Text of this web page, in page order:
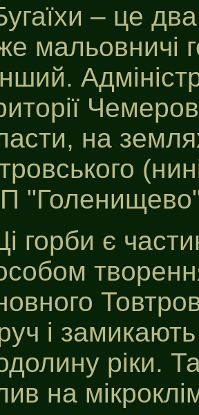
– це
мальовничі
на
горби є
і
ріки.
на